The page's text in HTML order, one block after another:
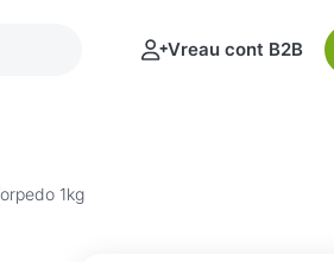
Vreau cont B2B
1kg